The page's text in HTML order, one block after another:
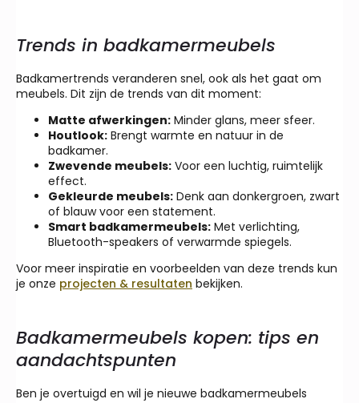
Trends in badkamermeubels
Badkamertrends veranderen snel, ook als het gaat om
meubels. Dit zijn de trends van dit moment:
Matte afwerkingen: Minder glans, meer sfeer.
Houtlook: Brengt warmte en natuur in de
badkamer.
Zwevende meubels: Voor een luchtig, ruimtelijk
effect.
Gekleurde meubels: Denk aan donkergroen, zwart
of blauw voor een statement.
Smart badkamermeubels: Met verlichting,
Bluetooth-speakers of verwarmde spiegels.
Voor meer inspiratie en voorbeelden van deze trends kun
je onze projecten & resultaten bekijken.
Badkamermeubels kopen: tips en
aandachtspunten
Ben je overtuigd en wil je nieuwe badkamermeubels